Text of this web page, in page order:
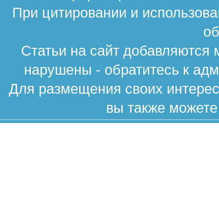
При цитировании и
Статьи на сайт
нарушены - обратитесь к
Для размещения своих
вы также